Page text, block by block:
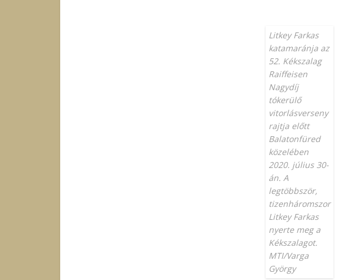
Litkey Farkas
katamaránja az
52. Kékszalag
Raiffeisen
Nagydíj
tókerülő
vitorlásverseny
rajtja előtt
Balatonfüred
közelében
2020. július 30-
án. A
legtöbbször,
tizenháromszor
Litkey Farkas
nyerte meg a
Kékszalagot.
MTI/Varga
György